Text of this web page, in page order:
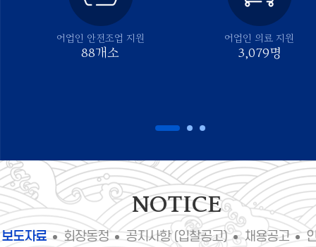
어업인 안전조업 지원
88개소
어업인 의료 지원
3,079명
fnctId=recentBbs,fnctNo=20
NOTICE
보도자료 회장동정 공지사항 (입찰공고) 채용공고